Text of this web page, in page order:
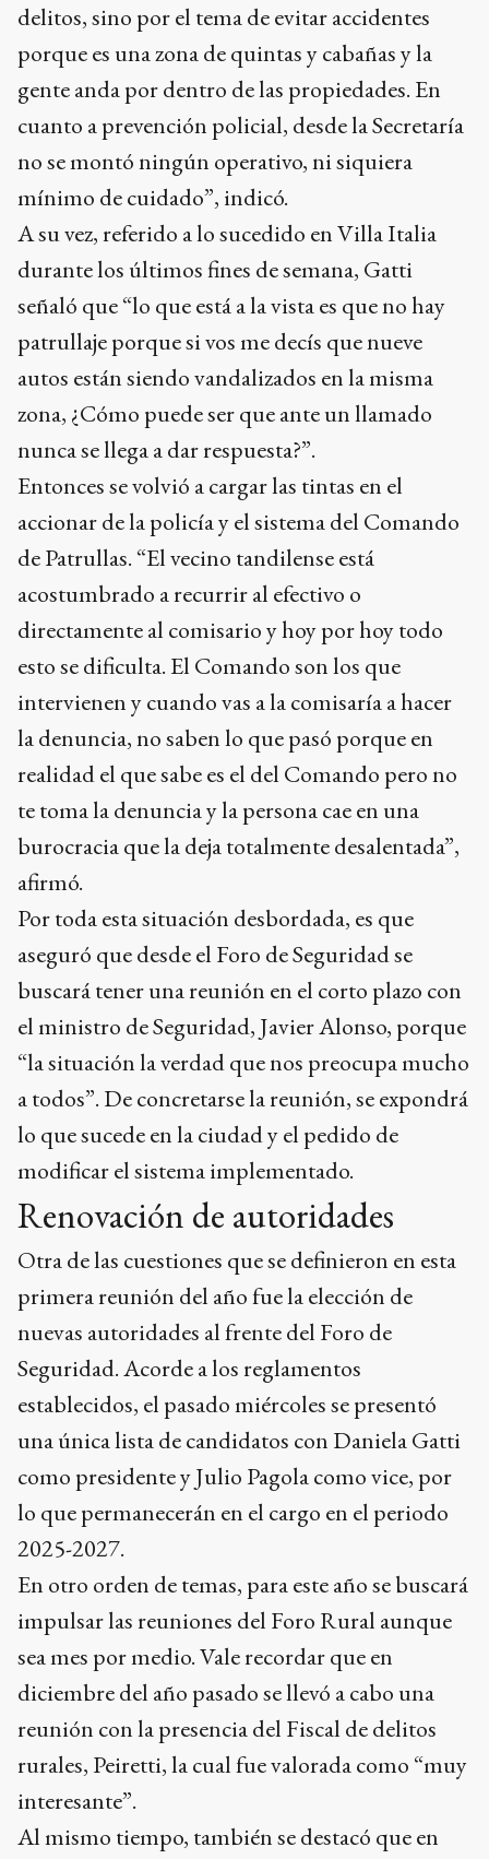
delitos, sino por el tema de evitar accidentes
porque es una zona de quintas y cabañas y la
gente anda por dentro de las propiedades. En
cuanto a prevención policial, desde la Secretaría
no se montó ningún operativo, ni siquiera
mínimo de cuidado”, indicó.
A su vez, referido a lo sucedido en Villa Italia
durante los últimos fines de semana, Gatti
señaló que “lo que está a la vista es que no hay
patrullaje porque si vos me decís que nueve
autos están siendo vandalizados en la misma
zona, ¿Cómo puede ser que ante un llamado
nunca se llega a dar respuesta?”.
Entonces se volvió a cargar las tintas en el
accionar de la policía y el sistema del Comando
de Patrullas. “El vecino tandilense está
acostumbrado a recurrir al efectivo o
directamente al comisario y hoy por hoy todo
esto se dificulta. El Comando son los que
intervienen y cuando vas a la comisaría a hacer
la denuncia, no saben lo que pasó porque en
realidad el que sabe es el del Comando pero no
te toma la denuncia y la persona cae en una
burocracia que la deja totalmente desalentada”,
afirmó.
Por toda esta situación desbordada, es que
aseguró que desde el Foro de Seguridad se
buscará tener una reunión en el corto plazo con
el ministro de Seguridad, Javier Alonso, porque
“la situación la verdad que nos preocupa mucho
a todos”. De concretarse la reunión, se expondrá
lo que sucede en la ciudad y el pedido de
modificar el sistema implementado.
Renovación de autoridades
Otra de las cuestiones que se definieron en esta
primera reunión del año fue la elección de
nuevas autoridades al frente del Foro de
Seguridad. Acorde a los reglamentos
establecidos, el pasado miércoles se presentó
una única lista de candidatos con Daniela Gatti
como presidente y Julio Pagola como vice, por
lo que permanecerán en el cargo en el periodo
2025-2027.
En otro orden de temas, para este año se buscará
impulsar las reuniones del Foro Rural aunque
sea mes por medio. Vale recordar que en
diciembre del año pasado se llevó a cabo una
reunión con la presencia del Fiscal de delitos
rurales, Peiretti, la cual fue valorada como “muy
interesante”.
Al mismo tiempo, también se destacó que en